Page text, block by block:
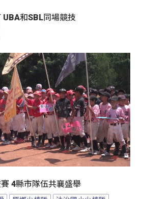
和SBL同場競技
4縣市隊伍共襄盛舉